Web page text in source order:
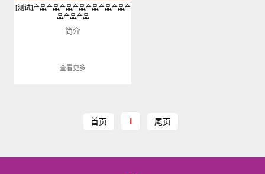
[测试]产品产品产品产品产品产品产品产
品产品产品
简介
查看更多
首页 1 尾页